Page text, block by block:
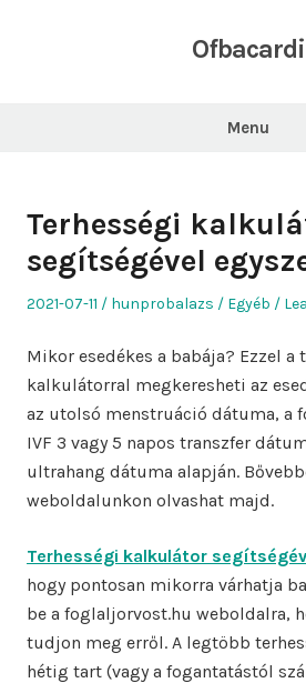
Ofbacardi
Menu
Terhességi
segítségével
Posted
2021-07-11 Author
hunprobalazs
Posted
Egyéb
Mikor esedékes a babája? Ezzel a
kalkulátorral megkeresheti az
az utolsó menstruáció dátuma, a
IVF 3 vagy 5 napos transzfer
ultrahang dátuma alapján.
weboldalunkon olvashat majd.
Terhességi kalkulátor
hogy pontosan mikorra várhatja
be a foglaljorvost.hu weboldalra,
tudjon meg erről. A legtöbb
hétig tart (vagy a fogantatástól